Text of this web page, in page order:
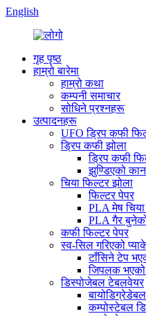
English
गृह पृष्ठ
हाम्रो बारेमा
हाम्रो कथा
कम्पनी समाचार
सोधिने प्रश्नहरू
उत्पादनहरू
UFO ड्रिप कफी
ड्रिप कफी झोला
ड्रिप कफी
झुण्डिएको
चिया फिल्टर झोला
फिल्टर पेपर
PLA मेष
PLA गैर
कफी फिल्टर पेपर
स्व-सिल गरिएको
टाँसिने टेप
जिपलक भएको
डिस्पोजेबल टेबलवेयर
कम्पोस्टेबल